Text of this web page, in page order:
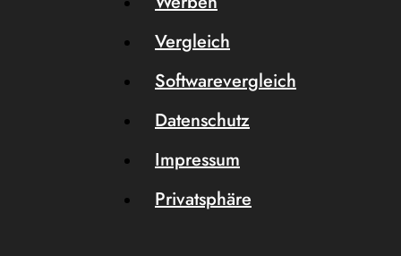
Vergleich
Softwarevergleich
Datenschutz
Impressum
Privatsphäre